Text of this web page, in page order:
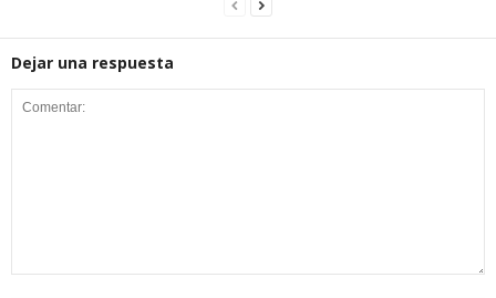
Dejar una respuesta